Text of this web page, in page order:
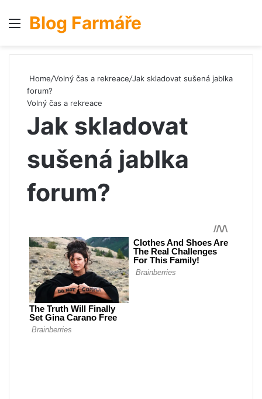
Menu
Blog Farmáře
Home/Volný čas a rekreace/Jak skladovat sušená jablka
forum?
Volný čas a rekreace
Jak skladovat
sušená jablka
forum?